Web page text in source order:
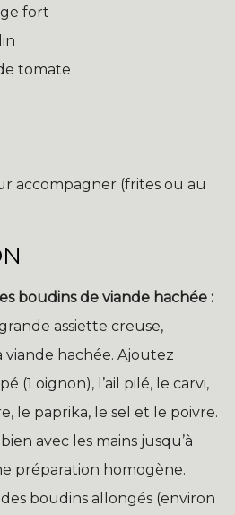
fort
tomate
accompagner (frites ou au
boudins de viande hachée :
assiette creuse,
viande hachée. Ajoutez
(1 oignon), l’ail pilé, le carvi,
le paprika, le sel et le poivre.
avec les mains jusqu’à
préparation homogène.
boudins allongés (environ